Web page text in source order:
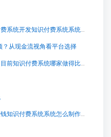
河南知识付费系统开发【河南知识付费系统开发知识付费系统系统怎么制作，知识付费系统搭建使用教程】
从现金流视角看平台选择
目前知识付费系统哪家做得比较好【目前知识付费系统哪家做得比较好知识付费系统系统怎么制作，知识付费系统搭建使用教程】
知识付费系统赚钱【知识付费系统赚钱知识付费系统系统怎么制作，知识付费系统搭建使用教程】